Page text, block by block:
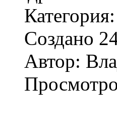
Категория:
Создано
Автор: